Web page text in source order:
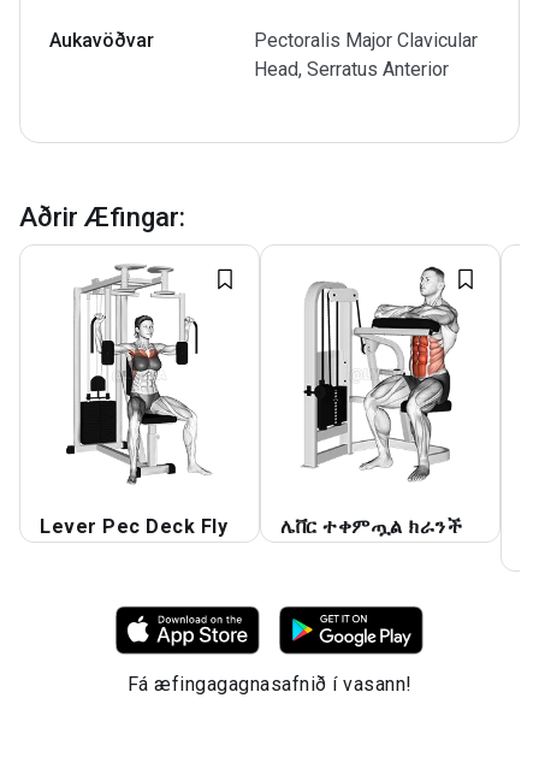
Aukavöðvar
Pectoralis Major Clavicular
Head, Serratus Anterior
Aðrir Æfingar:
Lever Pec Deck Fly ሌቨር ተቀምጧል ክራንች
Fá æfingagagnasafnið í vasann!